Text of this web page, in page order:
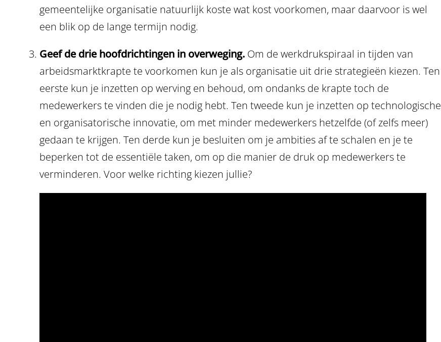
gemeentelijke organisatie natuurlijk koste wat kost voorkomen, maar daarvoor is wel
een blik op de lange termijn nodig.
Geef de drie hoofdrichtingen in overweging. Om de werkdrukspiraal in tijden van
arbeidsmarktkrapte te voorkomen kun je als organisatie uit drie strategieën kiezen. Ten
eerste kun je inzetten op werving en behoud, om ondanks de krapte toch de
medewerkers te vinden die je nodig hebt. Ten tweede kun je inzetten op technologische
en organisatorische innovatie, om met minder medewerkers hetzelfde (of zelfs meer)
gedaan te krijgen. Ten derde kun je besluiten om je ambities af te schalen en je te
beperken tot de essentiële taken, om op die manier de druk op medewerkers te
verminderen. Voor welke richting kiezen jullie?